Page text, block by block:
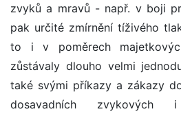
zvyků a mravů - např. v boji
pak určité zmírnění tíživého
to i v poměrech
zůstávaly dlouho velmi
také svými příkazy a zákazy
dosavadních zvykových